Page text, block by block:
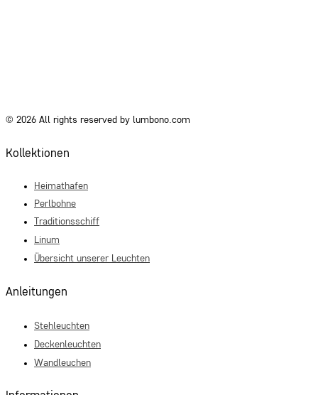
© 2026 All rights reserved by lumbono.com
Kollektionen
Heimathafen
Perlbohne
Traditionsschiff
Linum
Übersicht unserer Leuchten
Anleitungen
Stehleuchten
Deckenleuchten
Wandleuchen